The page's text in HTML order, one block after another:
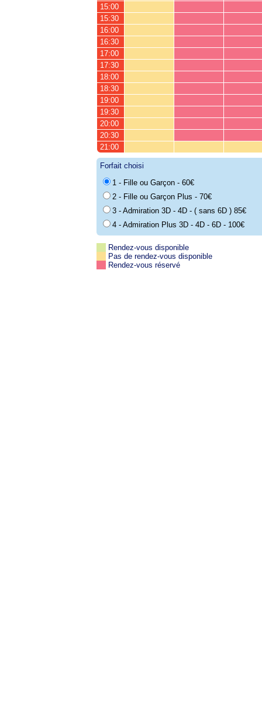
15:00
15:30
16:00
16:30
17:00
17:30
18:00
18:30
19:00
19:30
20:00
20:30
21:00
Forfait choisi
1 - Fille ou Garçon - 60€
2 - Fille ou Garçon Plus - 70€
3 - Admiration 3D - 4D - ( sans 6D ) 85€
4 - Admiration Plus 3D - 4D - 6D - 100€
Rendez-vous disponible
Pas de rendez-vous disponible
Rendez-vous réservé